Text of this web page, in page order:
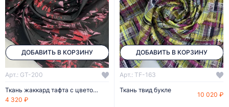
ДОБАВИТЬ В КОРЗИНУ
Арт.: GT-200
Ткань жаккард тафта с цветочным принтом
4 320 ₽
ДОБАВИТЬ В КОРЗИНУ
Арт.: TF-163
Ткань твид букле
10 020 ₽